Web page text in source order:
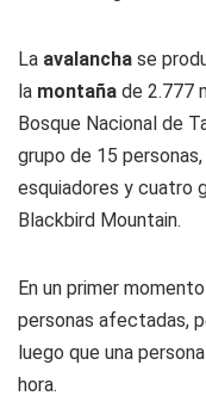
La avalancha se
la montaña de 2.777
Bosque Nacional de
grupo de 15
esquiadores y cuatro
Blackbird Mountain.
En un primer
personas afectadas,
luego que una
hora.